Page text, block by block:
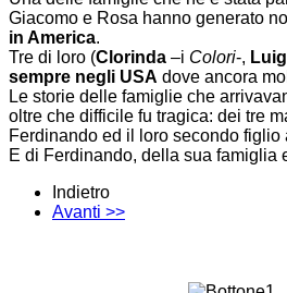
Giacomo e Rosa hanno generato
in America.
Tre di loro (Clorinda –i Colori-,
sempre negli USA dove ancora
Le storie delle famiglie che
oltre che difficile fu tragica: dei tre
Ferdinando ed il loro secondo figlio
E di Ferdinando, della sua famiglia
Indietro
Avanti >>